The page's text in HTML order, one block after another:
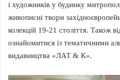
і художників у будинку
живописні твори
колекцій 19-21 століття. Також
ознайомитися із тематичними
видавництва «ЛАТ & К».